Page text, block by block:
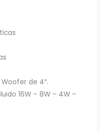
de 4″.
16W – 8W – 4W –